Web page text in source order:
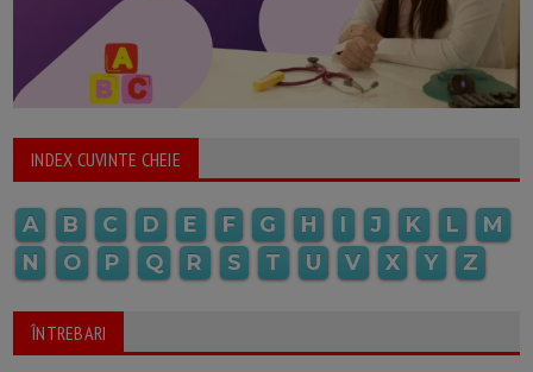
INDEX CUVINTE CHEIE
A B C D E F G H I J K L
M
N
O P Q R S T U V X Y Z
ÎNTREBARI